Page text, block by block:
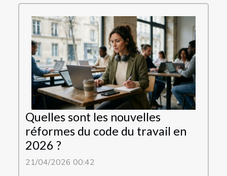
Quelles sont les nouvelles
réformes du code du travail en
2026 ?
21/04/2026 00:42